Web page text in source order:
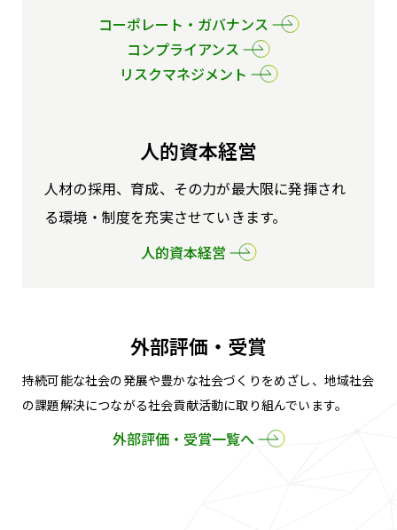
コーポレート・ガバナンス
コンプライアンス
リスクマネジメント
人的資本経営
人材の採用、育成、その力が最大限に発揮され
る環境・制度を充実させていきます。
人的資本経営
外部評価・受賞
持続可能な社会の発展や豊かな社会づくりをめざし、 地域社会
の課題解決につながる社会貢献活動に取り組んでいます。
外部評価・受賞一覧へ